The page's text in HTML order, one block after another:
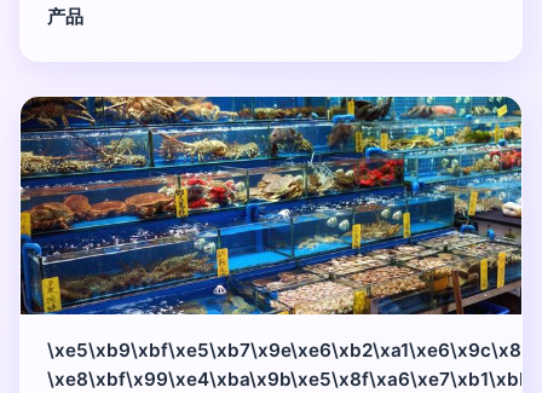
产品